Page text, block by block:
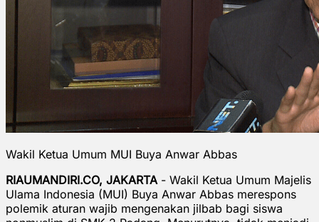
Wakil Ketua Umum MUI Buya Anwar Abbas
RIAUMANDIRI.CO, JAKARTA - Wakil Ketua Umum Majelis
Ulama Indonesia (MUI) Buya Anwar Abbas merespons
polemik aturan wajib mengenakan jilbab bagi siswa